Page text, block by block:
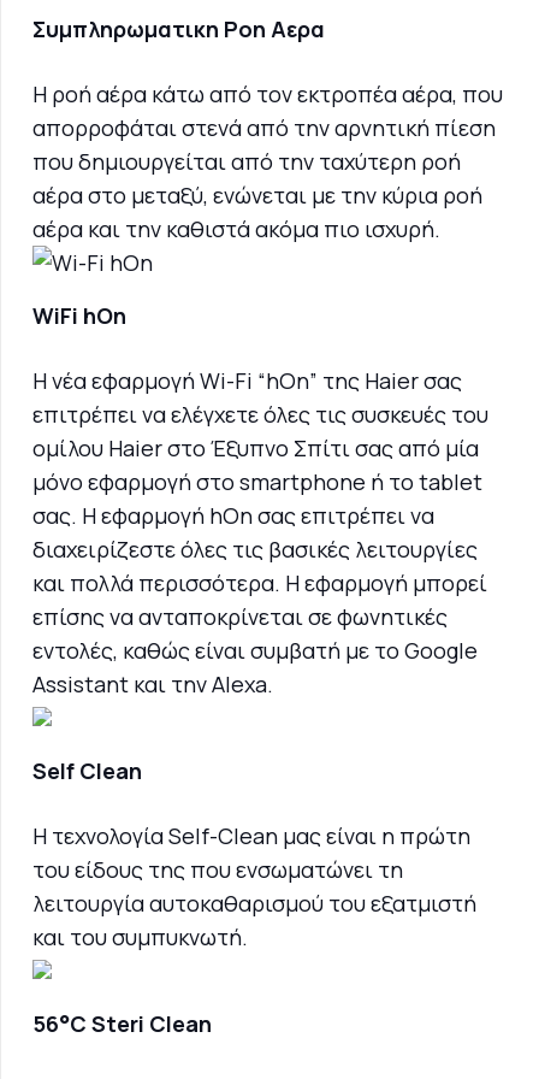
Συμπληρωματικη Ροη Αερα
Η ροή αέρα κάτω από τον εκτροπέα αέρα, που
απορροφάται στενά από την αρνητική πίεση
που δημιουργείται από την ταχύτερη ροή
αέρα στο μεταξύ, ενώνεται με την κύρια ροή
αέρα και την καθιστά ακόμα πιο ισχυρή.
WiFi hOn
Η νέα εφαρμογή Wi-Fi “hOn” της Haier σας
επιτρέπει να ελέγχετε όλες τις συσκευές του
ομίλου Haier στο Έξυπνο Σπίτι σας από μία
μόνο εφαρμογή στο smartphone ή το tablet
σας. Η εφαρμογή hOn σας επιτρέπει να
διαχειρίζεστε όλες τις βασικές λειτουργίες
και πολλά περισσότερα. Η εφαρμογή μπορεί
επίσης να ανταποκρίνεται σε φωνητικές
εντολές, καθώς είναι συμβατή με το Google
Assistant και την Alexa.
Self Clean
Η τεχνολογία Self-Clean μας είναι η πρώτη
του είδους της που ενσωματώνει τη
λειτουργία αυτοκαθαρισμού του εξατμιστή
και του συμπυκνωτή.
56°C Steri Clean